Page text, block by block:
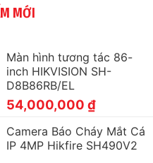
MỚI
Màn hình tương tác 86-
inch HIKVISION SH-
D8B86RB/EL
54,000,000 ₫
Camera Báo Cháy Mắt Cá
IP 4MP Hikfire SH490V2